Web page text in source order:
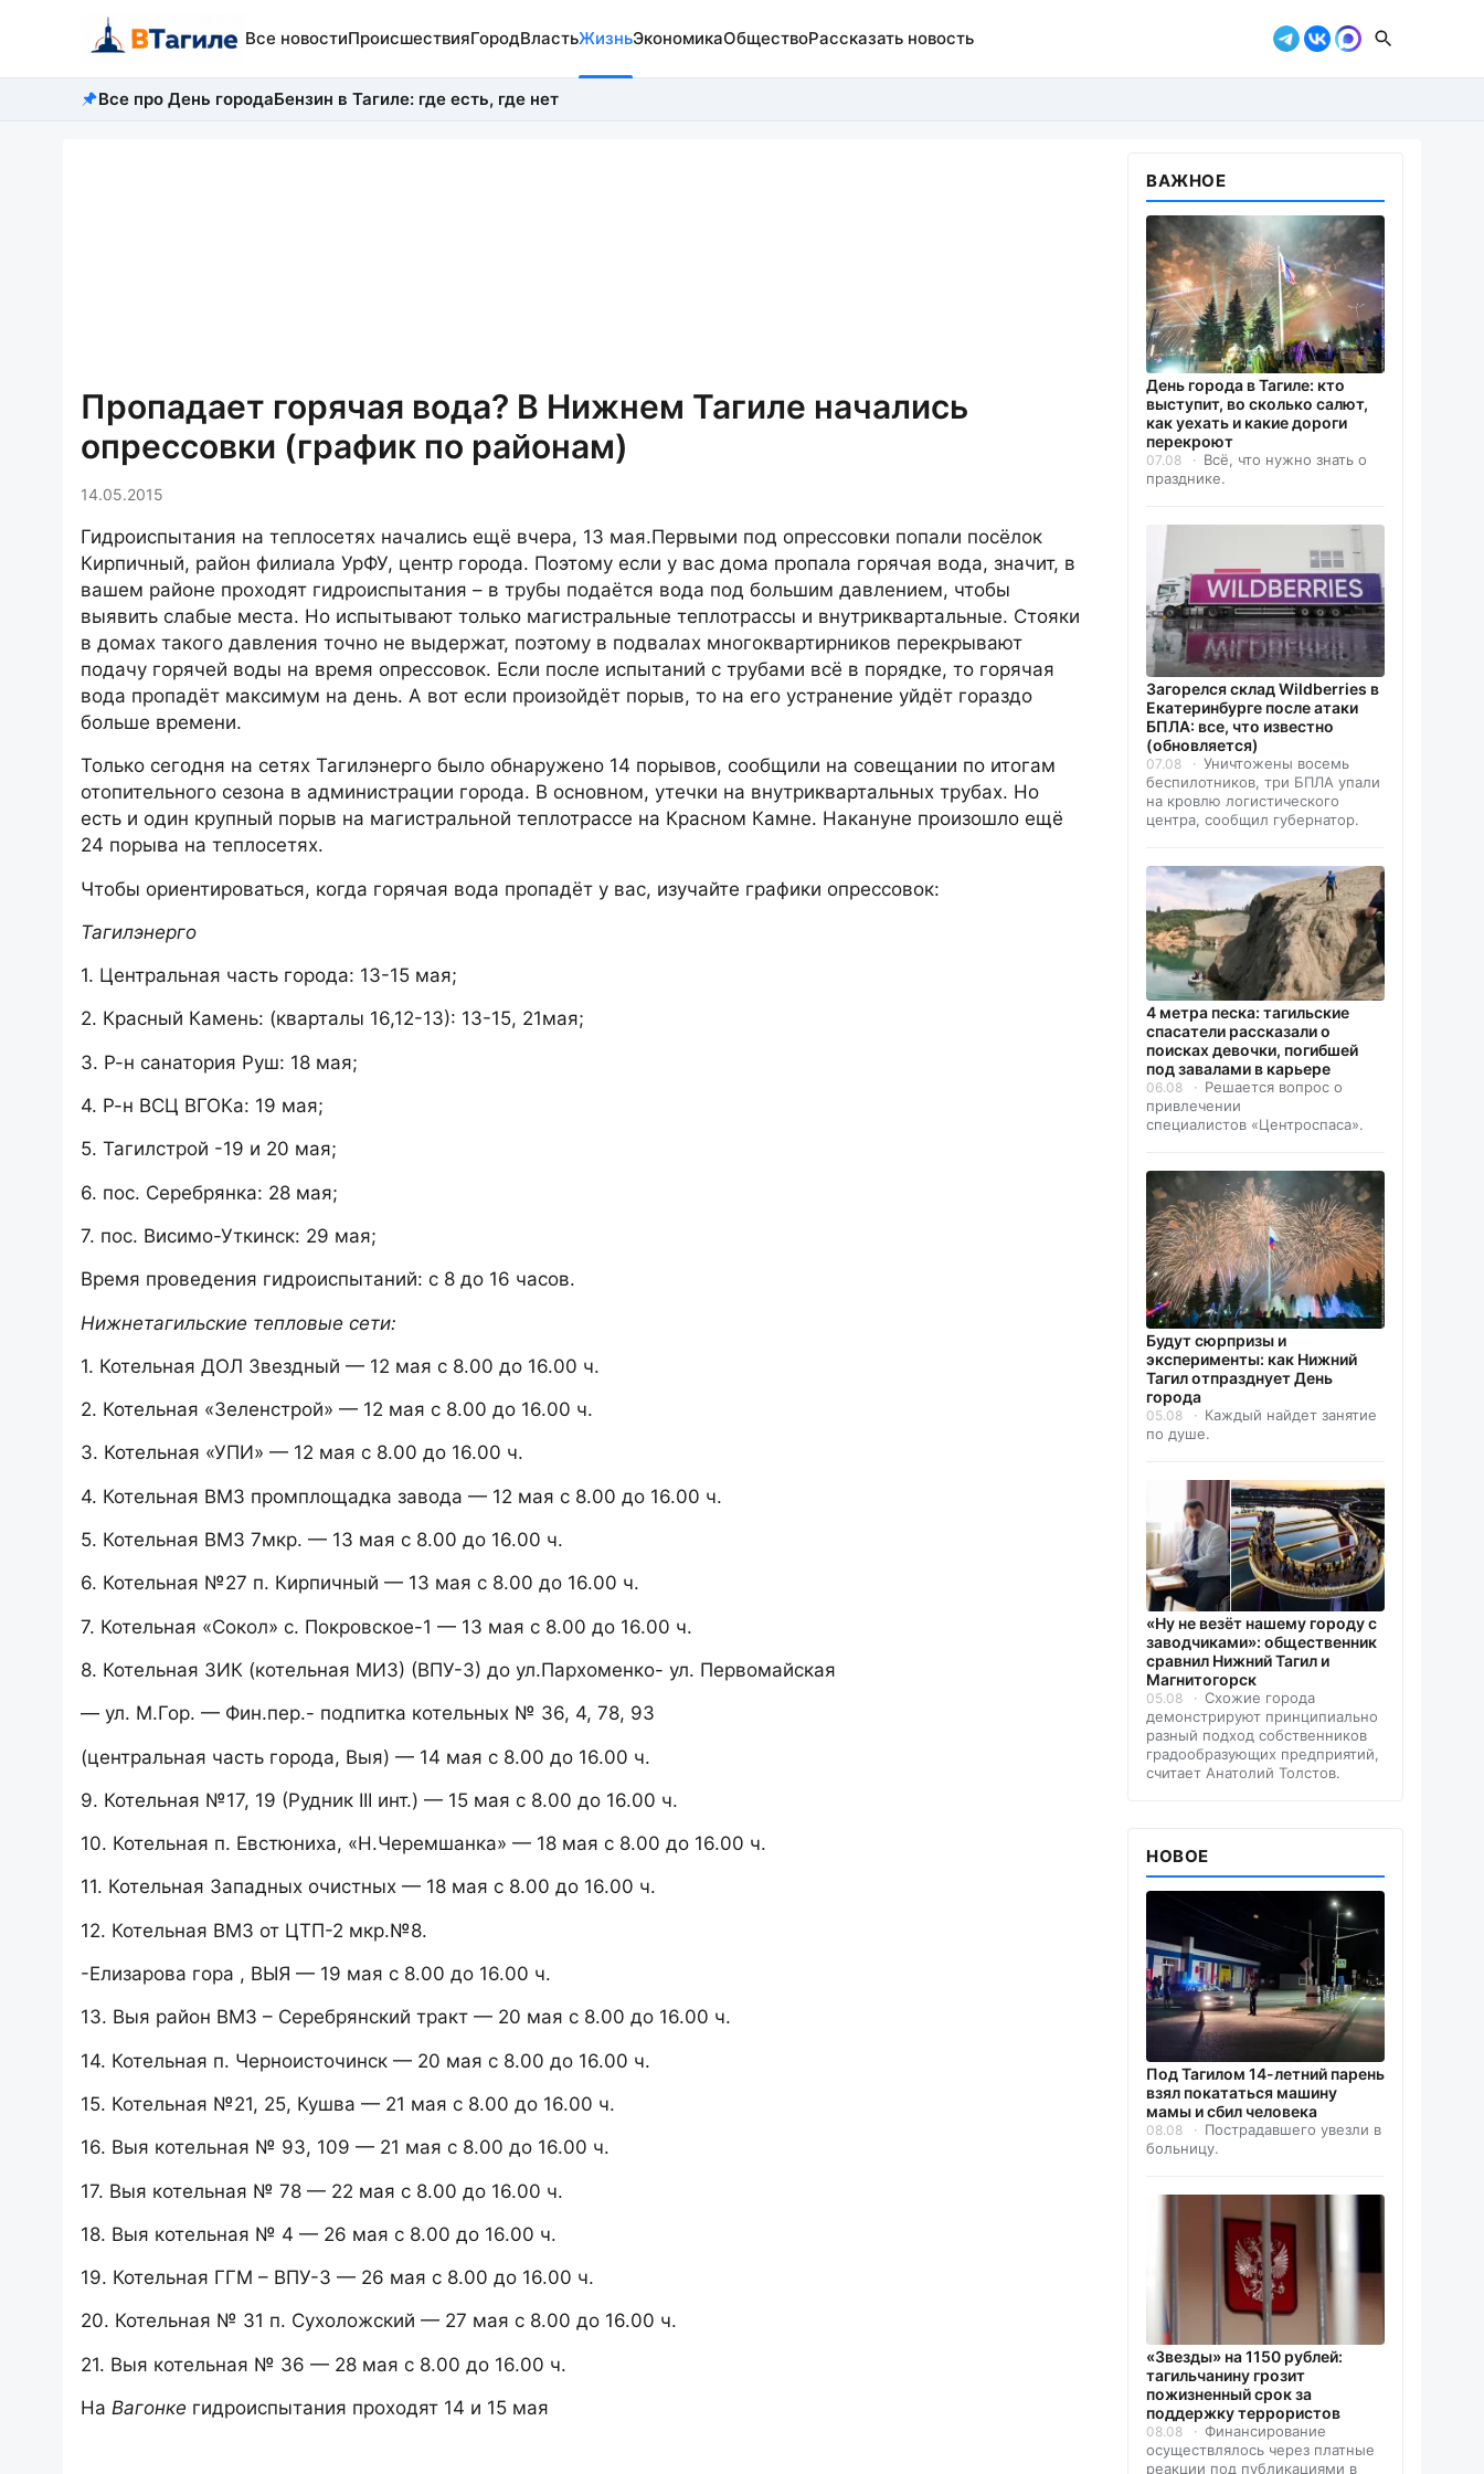
Все новостиПроисшествияГородВластьЖизньЭкономикаОбществоРассказать новость
Все про День городаБензин в Тагиле: где есть, где нет
Пропадает горячая вода? В Нижнем Тагиле начались
опрессовки (график по районам)
14.05.2015
Гидроиспытания на теплосетях начались ещё вчера, 13 мая.Первыми под опрессовки попали посёлок
Кирпичный, район филиала УрФУ, центр города. Поэтому если у вас дома пропала горячая вода, значит, в
вашем районе проходят гидроиспытания – в трубы подаётся вода под большим давлением, чтобы
выявить слабые места. Но испытывают только магистральные теплотрассы и внутриквартальные. Стояки
в домах такого давления точно не выдержат, поэтому в подвалах многоквартирников перекрывают
подачу горячей воды на время опрессовок. Если после испытаний с трубами всё в порядке, то горячая
вода пропадёт максимум на день. А вот если произойдёт порыв, то на его устранение уйдёт гораздо
больше времени.
Только сегодня на сетях Тагилэнерго было обнаружено 14 порывов, сообщили на совещании по итогам
отопительного сезона в администрации города. В основном, утечки на внутриквартальных трубах. Но
есть и один крупный порыв на магистральной теплотрассе на Красном Камне. Накануне произошло ещё
24 порыва на теплосетях.
Чтобы ориентироваться, когда горячая вода пропадёт у вас, изучайте графики опрессовок:
Тагилэнерго
1. Центральная часть города: 13-15 мая;
2.​ Красный Камень: (кварталы 16,12-13): 13-15, 21мая;
3.​ Р-н санатория Руш: 18 мая;
4.​ Р-н ВСЦ ВГОКа: 19 мая;
5.​ Тагилстрой -19 и 20 мая;
6.​ пос. Серебрянка: 28 мая;
7.​ пос. Висимо-Уткинск: 29 мая;
Время проведения гидроиспытаний: с 8 до 16 часов.
Нижнетагильские тепловые сети:
1. Котельная ДОЛ Звездный — 12 мая с 8.00 до 16.00 ч.
2. Котельная «Зеленстрой» — 12 мая с 8.00 до 16.00 ч.
3. Котельная «УПИ» — 12 мая с 8.00 до 16.00 ч.
4. Котельная ВМЗ промплощадка завода — 12 мая с 8.00 до 16.00 ч.
5. Котельная ВМЗ 7мкр. — 13 мая с 8.00 до 16.00 ч.
6. Котельная №27 п. Кирпичный — 13 мая с 8.00 до 16.00 ч.
7. Котельная «Сокол» с. Покровское-1 — 13 мая с 8.00 до 16.00 ч.
8. Котельная ЗИК (котельная МИЗ) (ВПУ-3) до ул.Пархоменко- ул. Первомайская
— ул. М.Гор. — Фин.пер.- подпитка котельных № 36, 4, 78, 93
(центральная часть города, Выя) — 14 мая с 8.00 до 16.00 ч.
9. Котельная №17, 19 (Рудник III инт.) — 15 мая с 8.00 до 16.00 ч.
10. Котельная п. Евстюниха, «Н.Черемшанка» — 18 мая с 8.00 до 16.00 ч.
11. Котельная Западных очистных — 18 мая с 8.00 до 16.00 ч.
12. Котельная ВМЗ от ЦТП-2 мкр.№8.
-Елизарова гора , ВЫЯ — 19 мая с 8.00 до 16.00 ч.
13. Выя район ВМЗ – Серебрянский тракт — 20 мая с 8.00 до 16.00 ч.
14. Котельная п. Черноисточинск — 20 мая с 8.00 до 16.00 ч.
15. Котельная №21, 25, Кушва — 21 мая с 8.00 до 16.00 ч.
16. Выя котельная № 93, 109 — 21 мая с 8.00 до 16.00 ч.
17. Выя котельная № 78 — 22 мая с 8.00 до 16.00 ч.
18. Выя котельная № 4 — 26 мая с 8.00 до 16.00 ч.
19. Котельная ГГМ – ВПУ-3 — 26 мая с 8.00 до 16.00 ч.
20. Котельная № 31 п. Сухоложский — 27 мая с 8.00 до 16.00 ч.
21. Выя котельная № 36 — 28 мая с 8.00 до 16.00 ч.
На Вагонке гидроиспытания проходят 14 и 15 мая
ВАЖНОЕ
День города в Тагиле: кто
выступит, во сколько салют,
как уехать и какие дороги
перекроют
07.08
Всё, что нужно знать о
празднике.
Загорелся склад Wildberries в
Екатеринбурге после атаки
БПЛА: все, что известно
(обновляется)
07.08
Уничтожены восемь
беспилотников, три БПЛА упали
на кровлю логистического
центра, сообщил губернатор.
4 метра песка: тагильские
спасатели рассказали о
поисках девочки, погибшей
под завалами в карьере
06.08
Решается вопрос о
привлечении
специалистов «Центроспаса».
Будут сюрпризы и
эксперименты: как Нижний
Тагил отпразднует День
города
05.08
Каждый найдет занятие
по душе.
«Ну не везёт нашему городу с
заводчиками»: общественник
сравнил Нижний Тагил и
Магнитогорск
05.08
Схожие города
демонстрируют принципиально
разный подход собственников
градообразующих предприятий,
считает Анатолий Толстов.
НОВОЕ
Под Тагилом 14-летний парень
взял покататься машину
мамы и сбил человека
08.08
Пострадавшего увезли в
больницу.
«Звезды» на 1150 рублей:
тагильчанину грозит
пожизненный срок за
поддержку террористов
08.08
Финансирование
осуществлялось через платные
реакции под публикациями в